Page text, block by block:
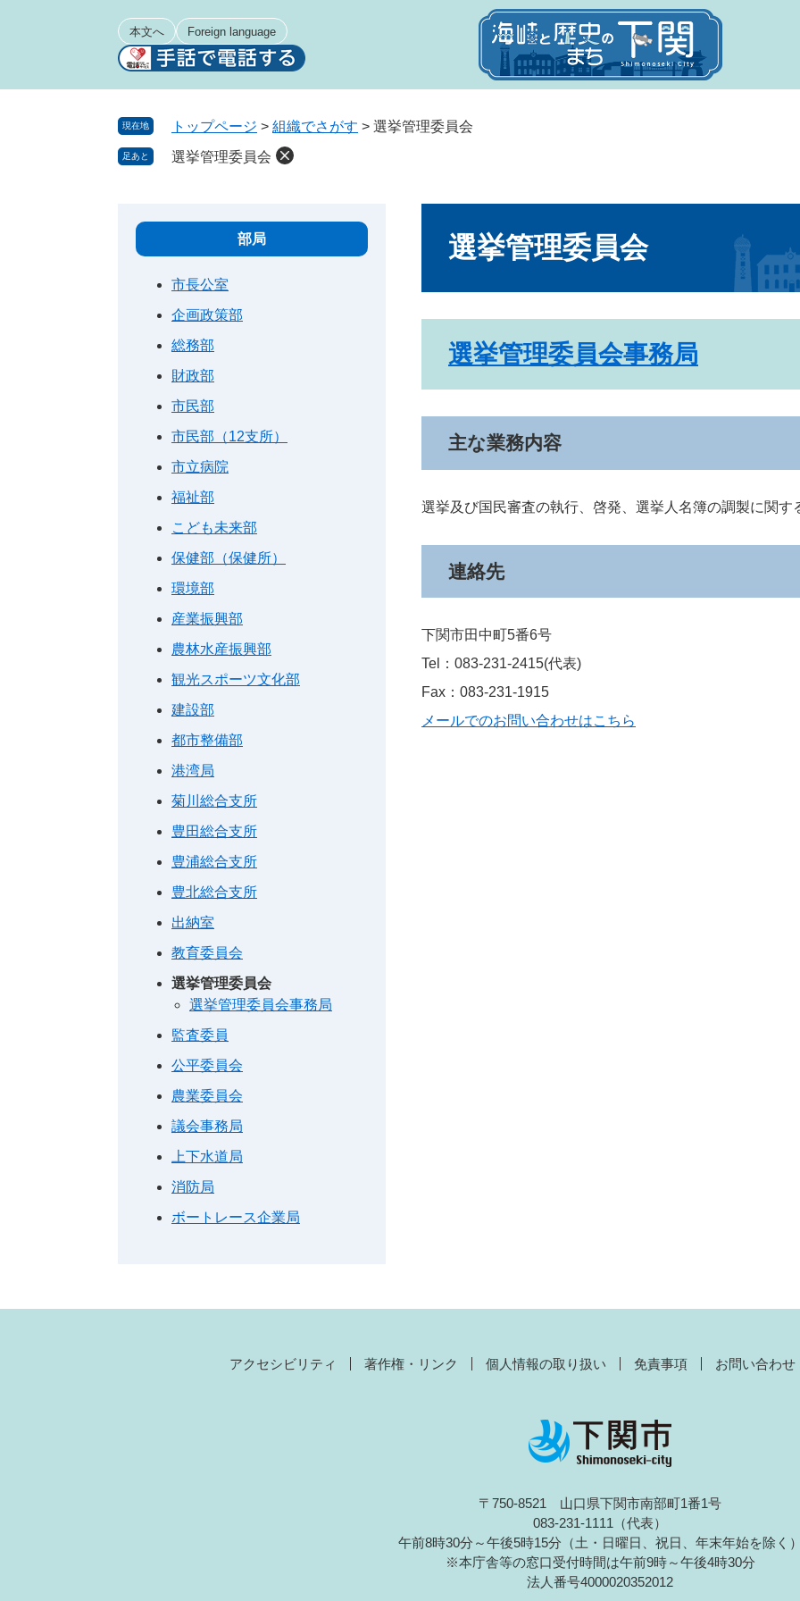
本文へ Foreign language
現在地 トップページ > 組織でさがす > 選挙管理委員会
足あと 選挙管理委員会
選挙管理委員会
選挙管理委員会事務局
主な業務内容
選挙及び国民審査の執行、啓発、選挙人名簿の調製に関す
連絡先
下関市田中町5番6号
Tel：083-231-2415 代表
Fax：083-231-1915
メールでのお問い合わせはこちら
部局
市長公室
企画政策部
総務部
財政部
市民部
市民部（12支所）
市立病院
福祉部
こども未来部
保健部（保健所）
環境部
産業振興部
農林水産振興部
観光スポーツ文化部
建設部
都市整備部
港湾局
菊川総合支所
豊田総合支所
豊浦総合支所
豊北総合支所
出納室
教育委員会
選挙管理委員会
選挙管理委員会事務局
監査委員
公平委員会
農業委員会
議会事務局
上下水道局
消防局
ボートレース企業局
アクセシビリティ 著作権・リンク 個人情報の取り扱い 免責事項 お問い合わせ
〒750-8521 山口県下関市南部町1番1号
083-231-1111（代表）
午前8時30分～午後5時15分（土・日曜日、祝日、年末年始を除く）
※本庁舎等の窓口受付時間は午前9時～午後4時30分
法人番号4000020352012